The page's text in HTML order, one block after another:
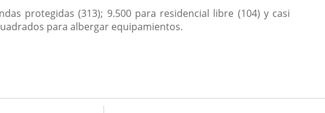
protegidas (313); 9.500 para residencial libre (104) y casi
para albergar equipamientos.